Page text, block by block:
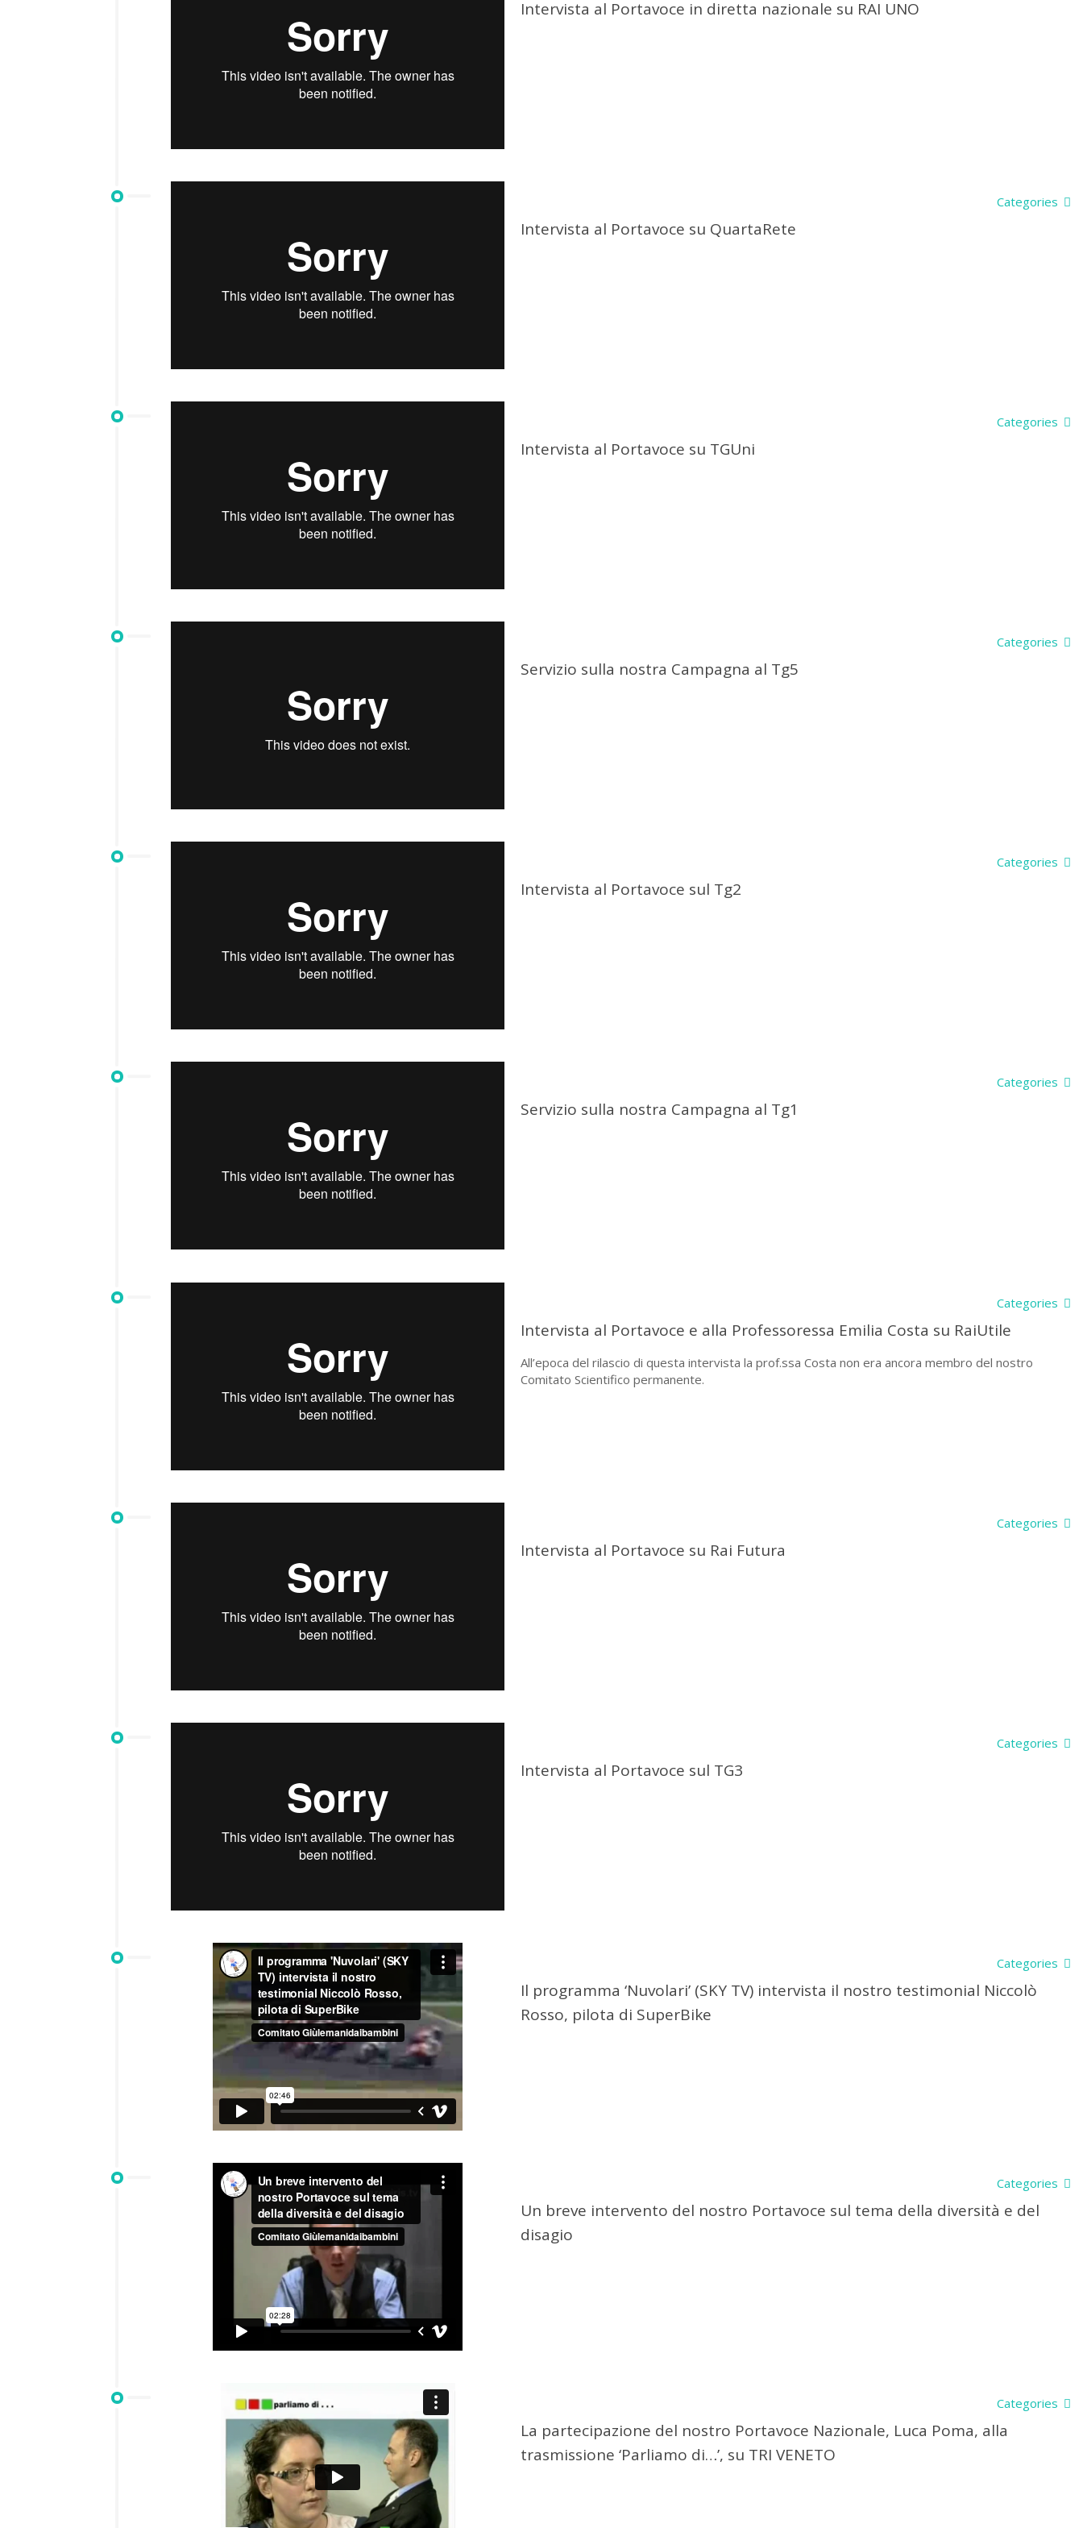
Intervista al Portavoce in diretta nazionale su RAI UNO
Categories
Intervista al Portavoce su QuartaRete
Categories
Intervista al Portavoce su TGUni
Categories
Servizio sulla nostra Campagna al Tg5
Categories
Intervista al Portavoce sul Tg2
Categories
Servizio sulla nostra Campagna al Tg1
Categories
Intervista al Portavoce e alla Professoressa Emilia Costa su RaiUtile
All’epoca del rilascio di questa intervista la prof.ssa Costa non era ancora membro del nostro
Comitato Scientifico permanente.
Categories
Intervista al Portavoce su Rai Futura
Categories
Intervista al Portavoce sul TG3
Categories
Il programma ‘Nuvolari’ (SKY TV) intervista il nostro testimonial Niccolò
Rosso, pilota di SuperBike
Categories
Un breve intervento del nostro Portavoce sul tema della diversità e del
disagio
Categories
La partecipazione del nostro Portavoce Nazionale, Luca Poma, alla
trasmissione ‘Parliamo di…’, su TRI VENETO